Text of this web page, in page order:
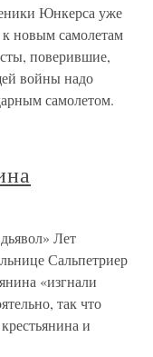
Юнкерса уже
к новым самолетам
поверившие,
войны надо
самолетом.
Лет
Сальпетриер
«изгнали
так что
и